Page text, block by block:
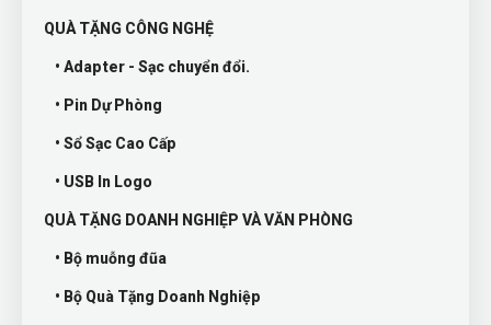
QUÀ TẶNG CÔNG NGHỆ
• Adapter - Sạc chuyển đổi.
• Pin Dự Phòng
• Sổ Sạc Cao Cấp
• USB In Logo
QUÀ TẶNG DOANH NGHIỆP VÀ VĂN PHÒNG
• Bộ muỗng đũa
• Bộ Quà Tặng Doanh Nghiệp